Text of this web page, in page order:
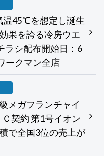
温45℃を想定し誕生
果を誇る冷房ウエ
シ配布開始日：6
ークマン全店
メガフランチャイ
契約 第1号イオン
で全国3位の売上が